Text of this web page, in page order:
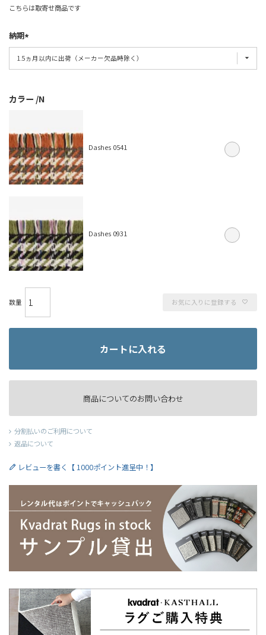
こちらは取寄せ商品です
納期
カラー N
Dashes 0541
Dashes 0931
お気に入りに登録する
カートに入れる
商品についてのお問い合わせ
分割払いのご利用について
返品について
レビューを書く【 1000ポイント進呈中！】